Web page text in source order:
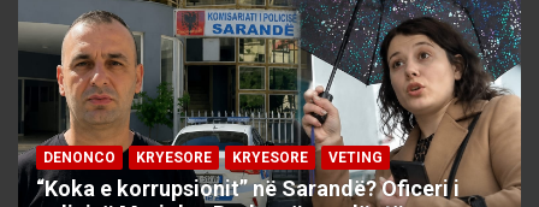
DENONCO KRYESORE KRYESORE VETING
“Koka e korrupsionit” në Sarandë? Oficeri i